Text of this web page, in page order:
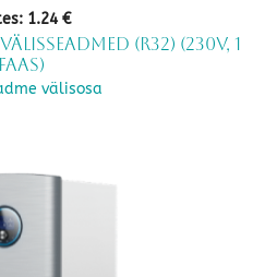
1.24 €
(R32) (230V, 1
faas)
välisosa